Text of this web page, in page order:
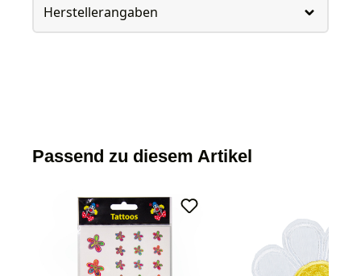
Herstellerangaben
Passend zu diesem Artikel